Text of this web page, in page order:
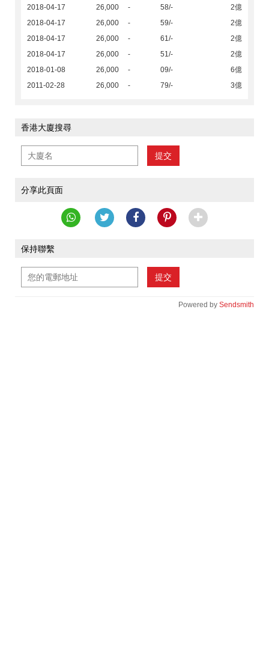
2018-04-17
26,000 - 58/-
2億
2018-04-17
26,000 - 59/-
2億
2018-04-17
26,000 - 61/-
2億
2018-04-17
26,000 - 51/-
2億
2018-01-08
26,000 - 09/-
6億
2011-02-28
26,000 - 79/- 3億
香港大廈搜尋
提交
分享此頁面
保持聯繫
提交
Powered by Sendsmith